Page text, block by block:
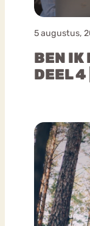
5 augustus,
BEN IK
DEEL 4